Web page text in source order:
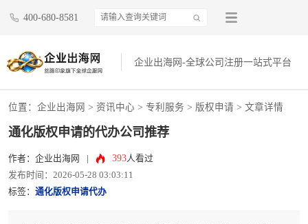
400-680-8581
企业出海网-全球公司注册一站式平台
位置： 企业出海网 > 资讯中心 > 专利服务 > 版权申请 > 文章详情
通化版权申请的代办公司推荐
作者：企业出海网 393人看过
发布时间：2026-05-28 03:03:11
标签： 通化版权申请代办